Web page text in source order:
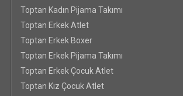
Toptan Kadın Pijama Takımı
Toptan Erkek Atlet
Toptan Erkek Boxer
Toptan Erkek Pijama Takımı
Toptan Erkek Çocuk Atlet
Toptan Kız Çocuk Atlet